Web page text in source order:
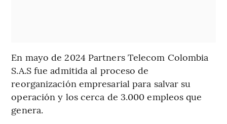
En mayo de 2024 Partners Telecom Colombia
S.A.S fue admitida al proceso de
reorganización empresarial para salvar su
operación y los cerca de 3.000 empleos que
genera.